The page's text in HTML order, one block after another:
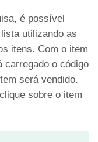
é possível
utilizando as
itens. Com o item
carregado o código
será vendido.
sobre o item